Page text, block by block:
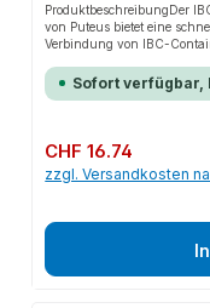
ProduktbeschreibungDer
von Puteus bietet eine
Verbindung von IBC-
an verschiedene
einfache Montage machen
Kugelauslaufventil, matt
mit
Brauch-/
Sortiment finden Sie auch
Sofort verfügbar,
Regulärer Preis:
CHF 16.74
zzgl. Versandkosten